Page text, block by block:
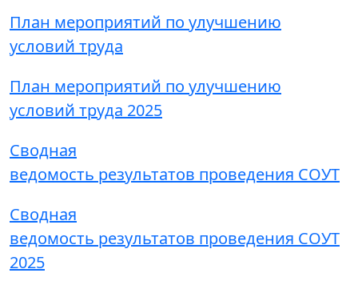
План мероприятий по улучшению
условий труда
План мероприятий по улучшению
условий труда 2025
Сводная
ведомость результатов проведения СОУТ
Сводная
ведомость результатов проведения СОУТ
2025